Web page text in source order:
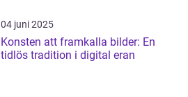
04 juni 2025
Konsten att framkalla bilder: En
tidlös tradition i digital eran